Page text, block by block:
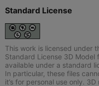
Standard License
This work is licensed under
Standard License 3D Model
available under a standard
In particular, these files
it’s for personal use only.